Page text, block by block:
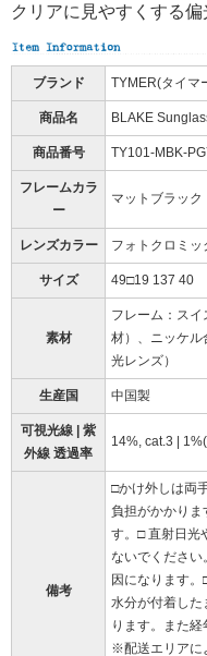
クリアに見やすくする偏
ブランド TYMER(タイマ
商品名 BLAKE
商品番号 TY101-MBK-
フレームカラ
ー
マットブラック
レンズカラー フォトクロミッ
サイズ 49□19 137 40
素材
フレーム：ス
材）、ニッケル
光レンズ）
生産国 中国製
可視光線 | 紫
外線 透過率
14%, cat.3 |
備考
□かけ外しは両
負担がかかりま
す。□ 直射日光
ないでください
因になります
水分が付着した
ります。また経
※配送エリアに